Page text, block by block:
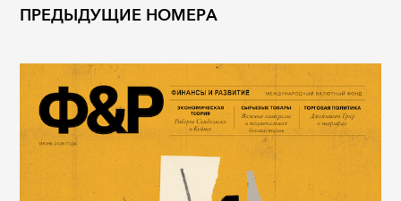
ПРЕДЫДУЩИЕ НОМЕРА